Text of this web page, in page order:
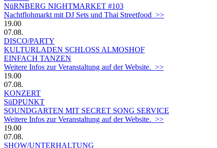
NüRNBERG NIGHTMARKET #103
Nachtflohmarkt mit DJ Sets und Thai Streetfood >>
19.00
07.08.
DISCO/PARTY
KULTURLADEN SCHLOSS ALMOSHOF
EINFACH TANZEN
Weitere Infos zur Veranstaltung auf der Website. >>
19.00
07.08.
KONZERT
SüDPUNKT
SOUNDGARTEN MIT SECRET SONG SERVICE
Weitere Infos zur Veranstaltung auf der Website. >>
19.00
07.08.
SHOW/UNTERHALTUNG